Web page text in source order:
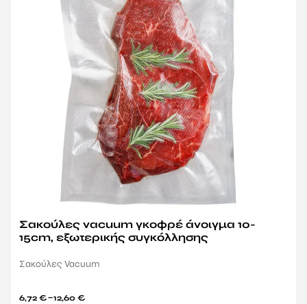
Σακούλες vacuum γκοφρέ άνοιγμα 10-
15cm, εξωτερικής συγκόλλησης
Σακούλες Vacuum
6,72 €–12,60 €